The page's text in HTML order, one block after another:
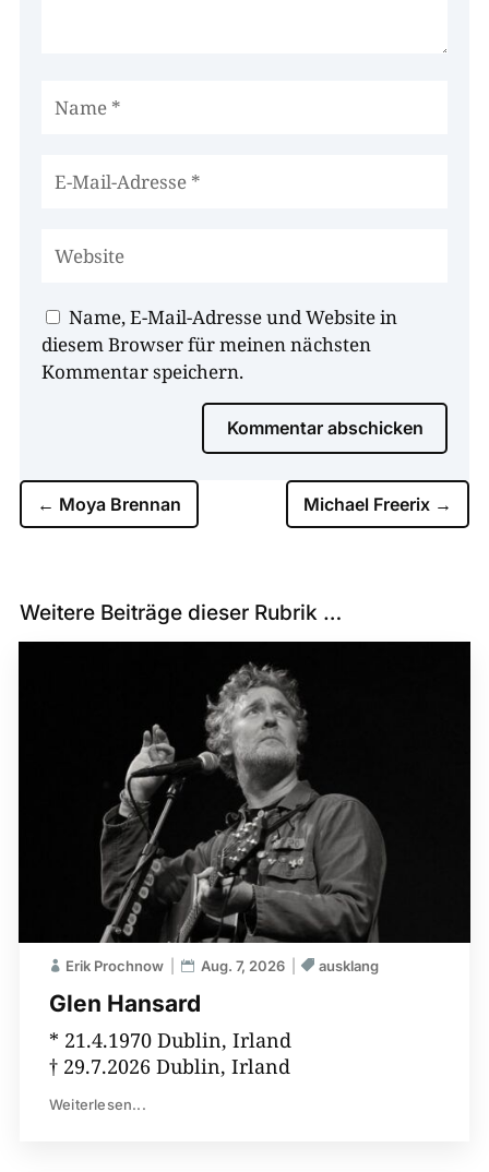
Name, E-Mail-Adresse und Website in
diesem Browser für meinen nächsten
Kommentar speichern.
Kommentar abschicken
← Moya Brennan Michael Freerix →
Weitere Beiträge dieser Rubrik …
Glen Hansard
Erik Prochnow Aug. 7, 2026 ausklang
* 21.4.1970 Dublin, Irland
† 29.7.2026 Dublin, Irland
Weiterlesen...